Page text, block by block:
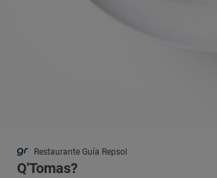
Restaurante Guía Repsol
Q'Tomas?